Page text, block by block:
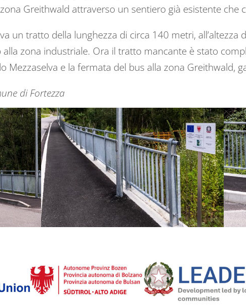
Greithwald attraverso un sentiero già esistente
un tratto della lunghezza di circa 140 metri, all’altezza
alla zona industriale. Ora il tratto mancante è stato
Mezzaselva e la fermata del bus alla zona Greithwald,
di Fortezza